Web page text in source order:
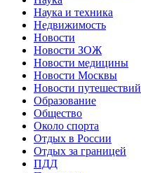
Наука и техника
Недвижимость
Новости
Новости ЗОЖ
Новости медицины
Новости Москвы
Новости путешествий
Образование
Общество
Около спорта
Отдых в России
Отдых за границей
ПДД